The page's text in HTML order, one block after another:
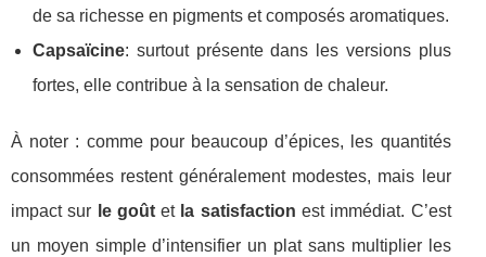
de sa richesse en pigments et composés aromatiques.
Capsaïcine: surtout présente dans les versions plus
fortes, elle contribue à la sensation de chaleur.
À noter : comme pour beaucoup d’épices, les quantités
consommées restent généralement modestes, mais leur
impact sur le goûtet la satisfaction est immédiat. C’est
un moyen simple d’intensifier un plat sans multiplier les